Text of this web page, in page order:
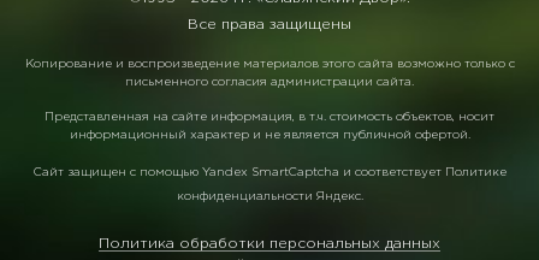
Все права защищены
Копирование и воспроизведение материалов этого сайта возможно только с
письменного согласия администрации сайта.
Представленная на сайте информация, в т.ч. стоимость объектов, носит
информационный характер и не является публичной офертой.
Сайт защищен с помощью Yandex SmartCaptcha и соответствует Политике
конфиденциальности Яндекс.
Политика обработки персональных данных